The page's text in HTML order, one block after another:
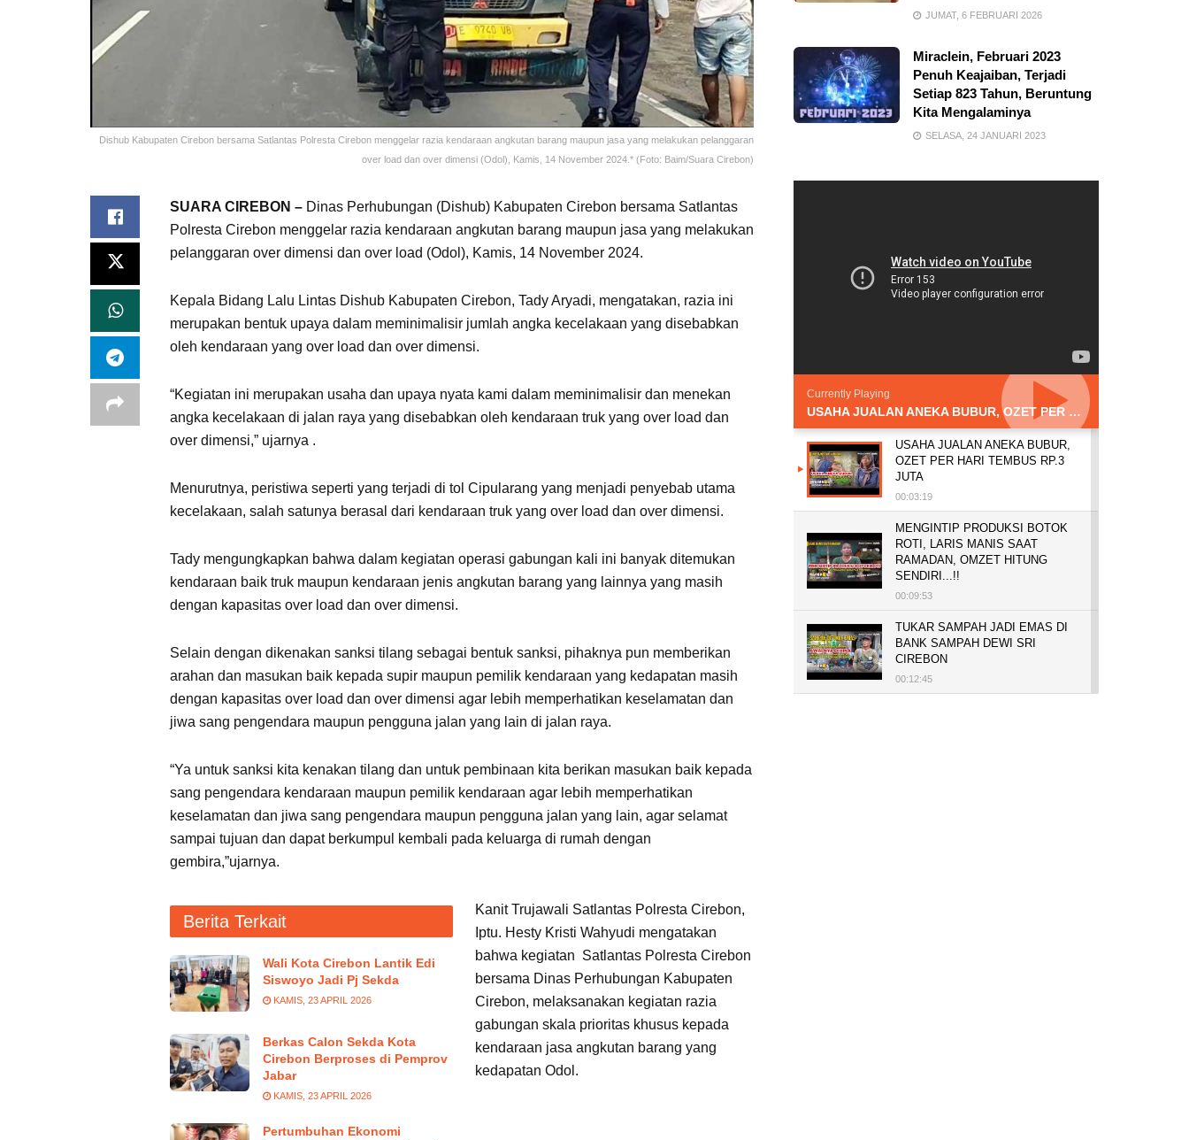
Dishub Kabupaten Cirebon bersama Satlantas Polresta Cirebon menggelar razia kendaraan angkutan barang maupun jasa yang melakukan pelanggaran
over load dan over dimensi (Odol), Kamis, 14 November 2024.* (Foto: Baim/Suara Cirebon)
SUARA CIREBON – Dinas Perhubungan (Dishub) Kabupaten Cirebon bersama Satlantas
Polresta Cirebon menggelar razia kendaraan angkutan barang maupun jasa yang melakukan
pelanggaran over dimensi dan over load (Odol), Kamis, 14 November 2024.
Kepala Bidang Lalu Lintas Dishub Kabupaten Cirebon, Tady Aryadi, mengatakan, razia ini
merupakan bentuk upaya dalam meminimalisir jumlah angka kecelakaan yang disebabkan
oleh kendaraan yang over load dan over dimensi.
“Kegiatan ini merupakan usaha dan upaya nyata kami dalam meminimalisir dan menekan
angka kecelakaan di jalan raya yang disebabkan oleh kendaraan truk yang over load dan
over dimensi,” ujarnya .
Menurutnya, peristiwa seperti yang terjadi di tol Cipularang yang menjadi penyebab utama
kecelakaan, salah satunya berasal dari kendaraan truk yang over load dan over dimensi.
Tady mengungkapkan bahwa dalam kegiatan operasi gabungan kali ini banyak ditemukan
kendaraan baik truk maupun kendaraan jenis angkutan barang yang lainnya yang masih
dengan kapasitas over load dan over dimensi.
Selain dengan dikenakan sanksi tilang sebagai bentuk sanksi, pihaknya pun memberikan
arahan dan masukan baik kepada supir maupun pemilik kendaraan yang kedapatan masih
dengan kapasitas over load dan over dimensi agar lebih memperhatikan keselamatan dan
jiwa sang pengendara maupun pengguna jalan yang lain di jalan raya.
“Ya untuk sanksi kita kenakan tilang dan untuk pembinaan kita berikan masukan baik kepada
sang pengendara kendaraan maupun pemilik kendaraan agar lebih memperhatikan
keselamatan dan jiwa sang pengendara maupun pengguna jalan yang lain, agar selamat
sampai tujuan dan dapat berkumpul kembali pada keluarga di rumah dengan
gembira,”ujarnya.
Berita Terkait
Wali Kota Cirebon Lantik Edi
Siswoyo Jadi Pj Sekda
KAMIS, 23 APRIL 2026
Berkas Calon Sekda Kota
Cirebon Berproses di Pemprov
Jabar
KAMIS, 23 APRIL 2026
Pertumbuhan Ekonomi
Kanit Trujawali Satlantas Polresta Cirebon,
Iptu. Hesty Kristi Wahyudi mengatakan
bahwa kegiatan Satlantas Polresta Cirebon
bersama Dinas Perhubungan Kabupaten
Cirebon, melaksanakan kegiatan razia
gabungan skala prioritas khusus kepada
kendaraan jasa angkutan barang yang
kedapatan Odol.
JUMAT, 6 FEBRUARI 2026
Miraclein, Februari 2023
Penuh Keajaiban, Terjadi
Setiap 823 Tahun, Beruntung
Kita Mengalaminya
SELASA, 24 JANUARI 2023
Currently Playing
USAHA JUALAN ANEKA BUBUR, OZET PER HARI TEMBUS RP.3 JUTA
USAHA JUALAN ANEKA BUBUR,
OZET PER HARI TEMBUS RP.3
JUTA
00:03:19
MENGINTIP PRODUKSI BOTOK
ROTI, LARIS MANIS SAAT
RAMADAN, OMZET HITUNG
SENDIRI...!!
00:09:53
TUKAR SAMPAH JADI EMAS DI
BANK SAMPAH DEWI SRI
CIREBON
00:12:45